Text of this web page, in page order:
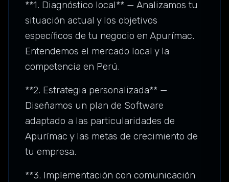
**1. Diagnóstico local** — Analizamos tu
situación actual y los objetivos
específicos de tu negocio en Apurímac.
Entendemos el mercado local y la
competencia en Perú.
**2. Estrategia personalizada** —
Diseñamos un plan de Software
adaptado a las particularidades de
Apurímac y las metas de crecimiento de
tu empresa.
**3. Implementación con comunicación